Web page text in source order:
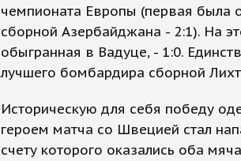
чемпионата Европы (первая была
сборной Азербайджана - 2:1). На
обыгранная в Вадуце, - 1:0.
лучшего бомбардира сборной
Историческую для себя победу
героем матча со Швецией стал
счету которого оказались оба